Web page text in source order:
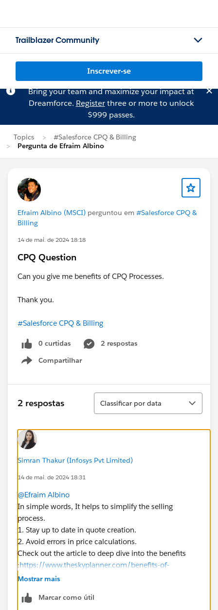
Trailblazer Community
Inscrever-se
Bring your team and maximize your impact at
Dreamforce. Registerthree or more to unlock
$999 passes.
Topics
#Salesforce CPQ & Billing
Pergunta de Efraim Albino
Efraim Albino (MSCI) perguntou em #Salesforce CPQ &
Billing
14 de mai. de 2024 18:18
CPQ Question
Can you give me benefits of CPQ Processes.
Thank you.
#Salesforce CPQ & Billing
0 curtidas
2 respostas
Compartilhar
Show menu
2 respostas
Classificar
Classificar por data
Simran Thakur (Infosys Pvt Limited)
14 de mai. de 2024 18:31
@Efraim Albino
In simple words, It helps to simplify the selling
process.
1. Stay up to date in quote creation.
2. Avoid errors in price calculations.
Check out the article to deep dive into the benefits
:https://www.theskyplanner.com/benefits-of-
salesforce-cpq/
Hope it helps
Mostrar mais
Marcar como útil